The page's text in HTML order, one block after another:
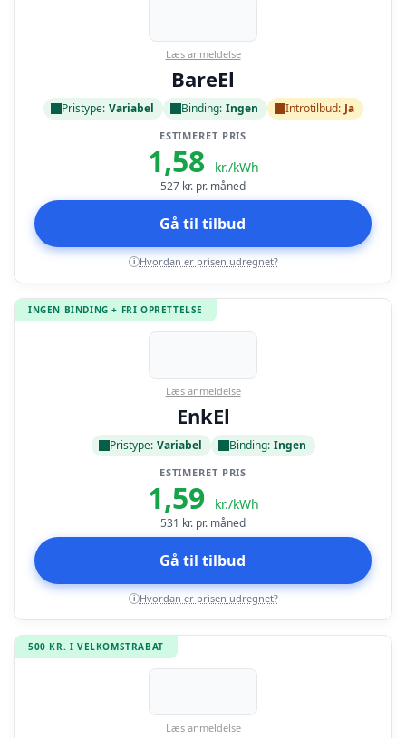
Læs anmeldelse
BareEl
Pristype: Variabel Binding: Ingen Introtilbud: Ja
ESTIMERET PRIS
1,58 kr./kWh
527 kr. pr. måned
Gå til tilbud
i Hvordan er prisen udregnet?
INGEN BINDING + FRI OPRETTELSE
Læs anmeldelse
EnkEl
Pristype: Variabel Binding: Ingen
ESTIMERET PRIS
1,59 kr./kWh
531 kr. pr. måned
Gå til tilbud
i Hvordan er prisen udregnet?
500 KR. I VELKOMSTRABAT
Læs anmeldelse